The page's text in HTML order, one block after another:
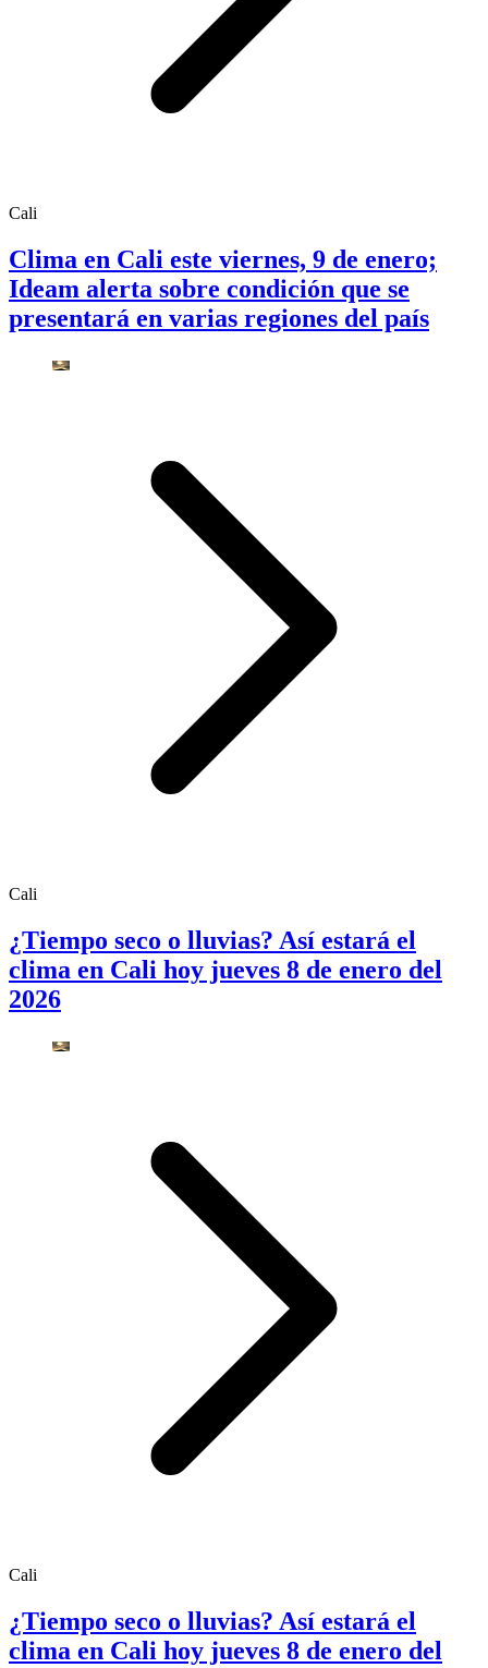
Cali
Clima en Cali este viernes, 9 de enero;
Ideam alerta sobre condición que se
presentará en varias regiones del país
Cali
¿Tiempo seco o lluvias? Así estará el
clima en Cali hoy jueves 8 de enero del
2026
Cali
¿Tiempo seco o lluvias? Así estará el
clima en Cali hoy jueves 8 de enero del